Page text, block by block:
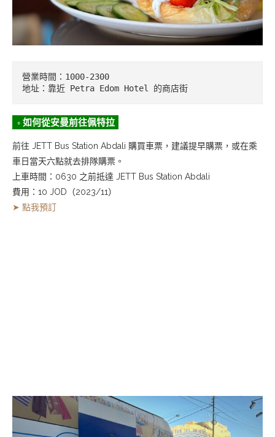
營業時間：1000-2300
地址：靠近 Petra Edom Hotel 的商店街
◦ 如何從安曼前往佩特拉
前往 JETT Bus Station Abdali 購買車票，建議提早購票，或在乘
車日當天六點就去排隊購票。
上車時間：0630 之前抵達 JETT Bus Station Abdali
費用：10 JOD（2023/11）
➤ 點我預訂